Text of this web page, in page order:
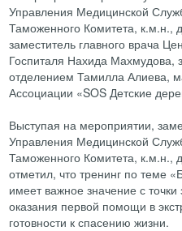
Управления Медицинской
Таможенного Комитета,
заместитель главного врача
Госпиталя Нахида Махмудова,
отделением Тамилла Алиева,
Ассоциации «SOS Детские
Выступая на мероприятии,
Управления Медицинской
Таможенного Комитета,
отметил, что тренинг по теме
имеет важное значение с
оказания первой помощи в
готовности к спасению жизни.